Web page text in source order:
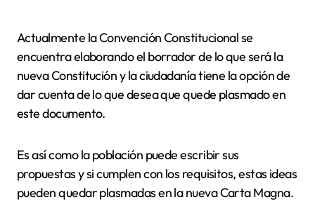
Actualmente la Convención Constitucional se
encuentra elaborando el borrador de lo que será la
nueva Constitución y la ciudadanía tiene la opción de
dar cuenta de lo que desea que quede plasmado en
este documento.
Es así como la población puede escribir sus
propuestas y si cumplen con los requisitos, estas ideas
pueden quedar plasmadas en la nueva Carta Magna.